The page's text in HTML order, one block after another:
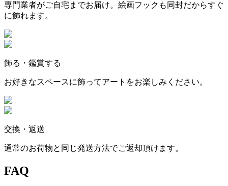
専門業者がご自宅までお届け。絵画フックも同封だからすぐ
に飾れます。
飾る・鑑賞する
お好きなスペースに飾ってアートをお楽しみください。
交換・返送
通常のお荷物と同じ発送方法でご返却頂けます。
FAQ